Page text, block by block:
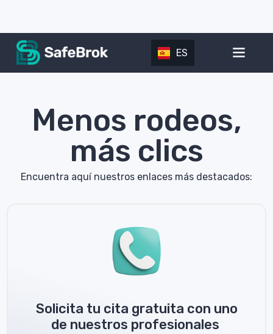
ES
Menos rodeos,
más clics
Encuentra aquí nuestros enlaces más destacados:
Solicita tu cita gratuita con uno
de nuestros profesionales